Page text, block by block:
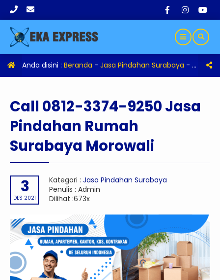
Anda disini : Beranda - Jasa Pindahan Surabaya - Call
Call 0812-3374-9250 Jasa
Pindahan Rumah
Surabaya Morowali
3
DES 2021
Kategori : Jasa Pindahan Surabaya
Penulis : Admin
Dilihat :673x